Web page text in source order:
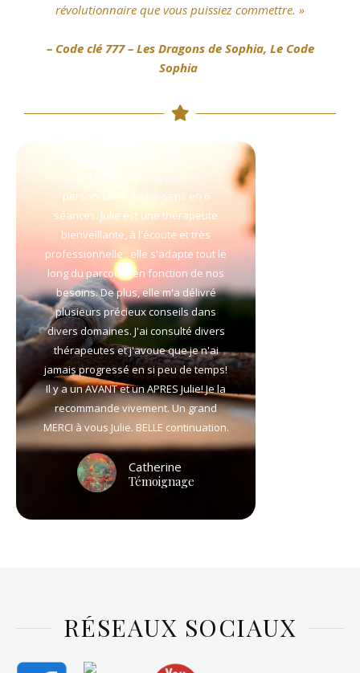
révolutionnaire que vous puissiez commettre. »
– Code clé 777 – Les Dragons de Sophia, Le Code
Sophia
J'ai fait l'accompagnement
personnalisé Re-né-sens en 6
séances. Julie est une thérapeute
bienveillante, à l'écoute et très
professionnelle : elle s'adapte tout le
long du parcours en fonction de nos
besoins. De plus, elle m'a délivré
plusieurs précieux conseils dans
divers domaines. J'ai consulté divers
thérapeutes et j'avoue que je n'ai
jamais progressé en si peu de temps!
Il y a un AVANT et un APRES Julie! Je la
recommande vivement. Un grand
MERCI à vous Julie. BELLE continuation.
Catherine
Témoignage
RÉSEAUX SOCIAUX